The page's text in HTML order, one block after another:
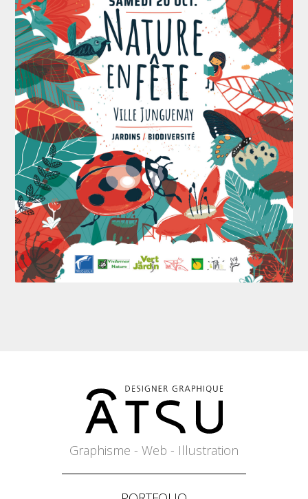
Graphisme - Web - Illustration